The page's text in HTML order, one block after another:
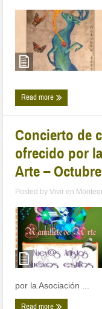
Read more
Concierto de
ofrecido por
Arte –
Posted byVivir en
por la Asociación ...
Read more